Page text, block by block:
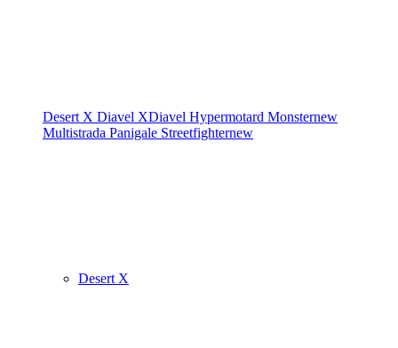
Desert X Diavel XDiavel Hypermotard Monsternew
Multistrada Panigale Streetfighternew
Desert X